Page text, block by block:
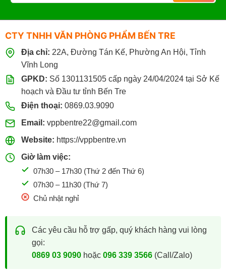
CTY TNHH VĂN PHÒNG PHẨM BẾN TRE
Địa chỉ: 22A, Đường Tán Kế, Phường An Hội, Tỉnh
Vĩnh Long
GPKD: Số 1301131505 cấp ngày 24/04/2024 tại Sở Kế
hoạch và Đầu tư tỉnh Bến Tre
Điện thoại: 0869.03.9090
Email: vppbentre22@gmail.com
Website: https://vppbentre.vn
Giờ làm việc:
07h30 – 17h30 (Thứ 2 đến Thứ 6)
07h30 – 11h30 (Thứ 7)
Chủ nhật nghỉ
Các yêu cầu hỗ trợ gấp, quý khách hàng vui lòng
gọi:
0869 03 9090hoặc 096 339 3566(Call/Zalo)